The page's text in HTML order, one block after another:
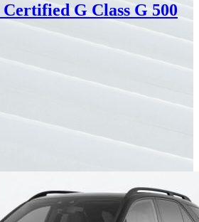
G Class G 500